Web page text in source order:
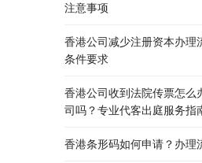
注意事项
香港公司减少注册资本办理
条件要求
香港公司收到法院传票怎么
司吗？专业代客出庭服务指
香港条形码如何申请？办理